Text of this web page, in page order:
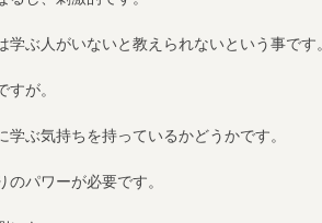
学ぶ人がいないと教えられないという事です
すが。
学ぶ気持ちを持っているかどうかです。
のパワーが必要です。